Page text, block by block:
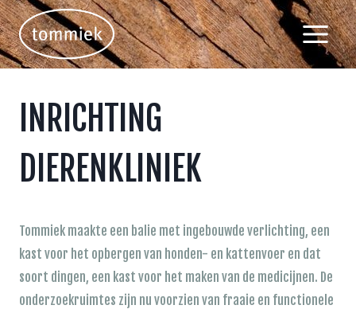
Doorgaan
naar
inhoud
INRICHTING
DIERENKLINIEK
Tommiek maakte een balie met ingebouwde verlichting, een
kast voor het opbergen van honden- en kattenvoer en dat
soort dingen, een kast voor het maken van de medicijnen. De
onderzoekruimtes zijn nu voorzien van fraaie en functionele